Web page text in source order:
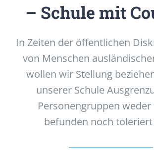
– Schule mit
In Zeiten der öffentlichen
von Menschen
wollen wir Stellung
unserer Schule
Personengruppen
befunden noch